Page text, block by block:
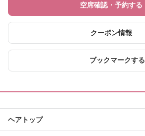
空席確認・予約する
クーポン情報
ブックマークする
ヘアトップ